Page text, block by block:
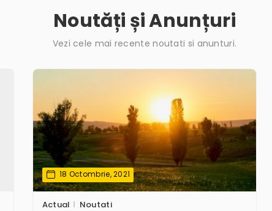
Noutăți și Anunțuri
Vezi cele mai recente noutati si anunturi.
18 Octombrie, 2021
Actual Noutati